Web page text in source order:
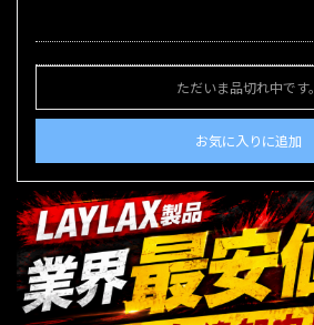
ただいま品切れ中です。
お気に入りに追加